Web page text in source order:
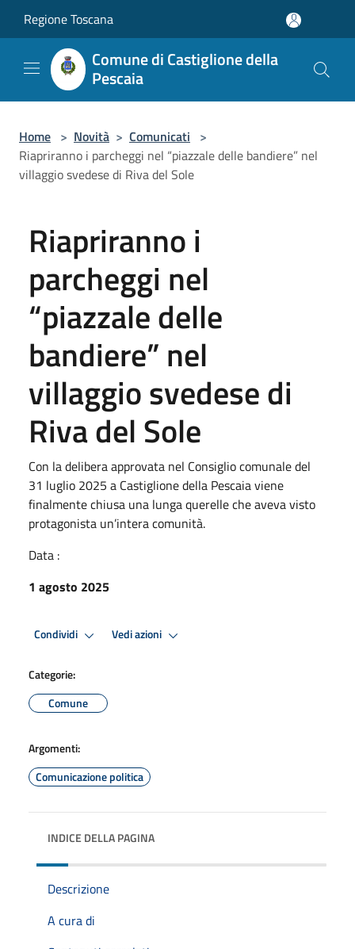
Regione Toscana
Comune di Castiglione della
Pescaia
Home > Novità > Comunicati >
Riapriranno i parcheggi nel “piazzale delle bandiere” nel
villaggio svedese di Riva del Sole
Riapriranno i
parcheggi nel
“piazzale delle
bandiere” nel
villaggio svedese di
Riva del Sole
Con la delibera approvata nel Consiglio comunale del
31 luglio 2025 a Castiglione della Pescaia viene
finalmente chiusa una lunga querelle che aveva visto
protagonista un’intera comunità.
Data :
1 agosto 2025
Condividi Vedi azioni
Categorie:
Comune
Argomenti:
Comunicazione politica
INDICE DELLA PAGINA
Descrizione
A cura di